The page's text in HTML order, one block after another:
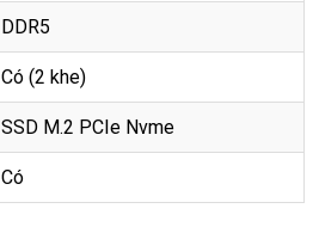
DDR5
Có (2 khe)
SSD M.2 PCIe Nvme
Có